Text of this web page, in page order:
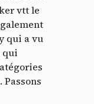
vtt le
qui a vu
qui
Passons